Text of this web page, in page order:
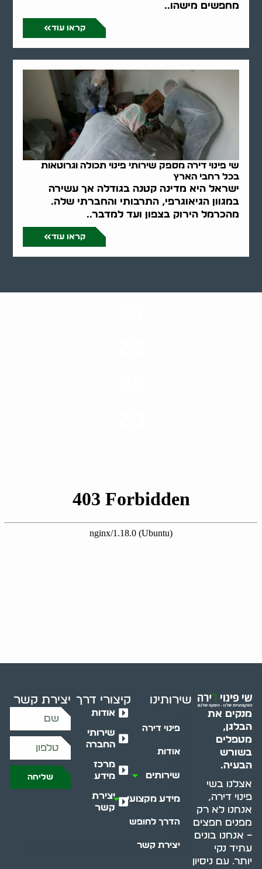
מחפשים מישהו..
קראו עוד
שי פינוי דירה מספק שירותי פינוי תכולה וגרוטאות
בכל רחבי הארץ
ישראל היא מדינה קטנה בגודלה אך עשירה
במגוון הגיאוגרפי, התרבותי והחברתי שלה.
מהכרמל הירוק בצפון ועד למדבר..
קראו עוד
מנקים את
הבלגן,
מטפלים
בשורש
הבעיה.
אצלנו בשי
פינוי דירה,
אנחנו לא רק
מפנים חפצים
– אנחנו בונים
עתיד נקי
יותר. עם ניסיון
שירותינו
פינוי דירה
אודות
שירותים
מידע מקצועי
הדרך לחופש
יצירת קשר
קיצורי דרך
אודות
שירותי
החברה
מרכז
מידע
יצירת
קשר
יצירת קשר
שליחה